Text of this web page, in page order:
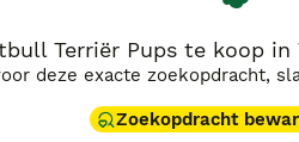
Terriër Pups te koop
deze exacte zoekopdracht,
Zoekopdracht